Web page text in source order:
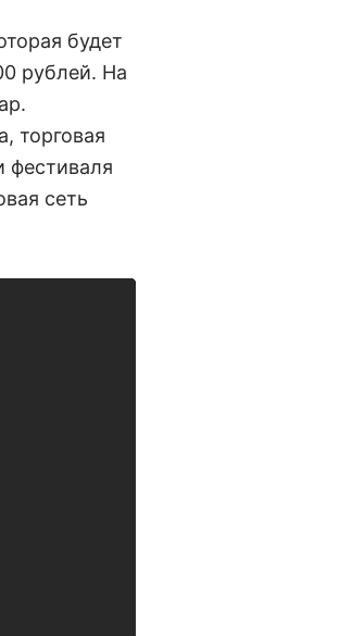
будет
рублей. На
торговая
фестиваля
сеть